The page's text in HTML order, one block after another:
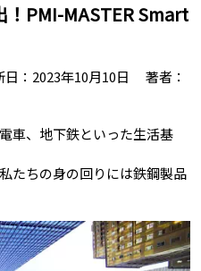
PMI-MASTER Smart
： 2023年10月10日
著者：
車、地下鉄といった生活基
たちの身の回りには鉄鋼製品